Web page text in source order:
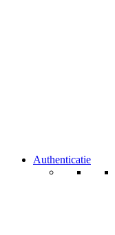
Authenticatie